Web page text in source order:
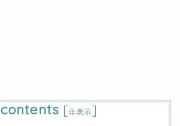
contents [非表示]